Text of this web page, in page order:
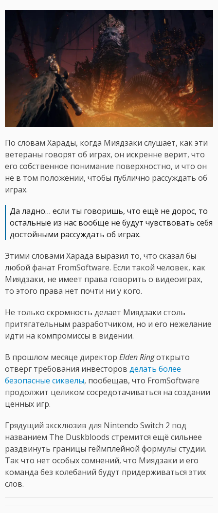
По словам Харады, когда Миядзаки слушает, как эти
ветераны говорят об играх, он искренне верит, что
его собственное понимание поверхностно, и что он
не в том положении, чтобы публично рассуждать об
играх.
Да ладно… если ты говоришь, что ещё не дорос, то
остальные из нас вообще не будут чувствовать себя
достойными рассуждать об играх.
Этими словами Харада выразил то, что сказал бы
любой фанат FromSoftware. Если такой человек, как
Миядзаки, не имеет права говорить о видеоиграх,
то этого права нет почти ни у кого.
Не только скромность делает Миядзаки столь
притягательным разработчиком, но и его нежелание
идти на компромиссы в видении.
В прошлом месяце директор Elden Ringоткрыто
отверг требования инвесторов делать более
безопасные сиквелы, пообещав, что FromSoftware
продолжит целиком сосредотачиваться на создании
ценных игр.
Грядущий эксклюзив для Nintendo Switch 2 под
названием The Duskbloods стремится ещё сильнее
раздвинуть границы геймплейной формулы студии.
Так что нет особых сомнений, что Миядзаки и его
команда без колебаний будут придерживаться этих
слов.